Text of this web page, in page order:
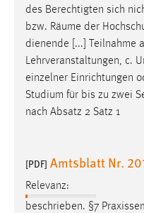
des Berechtigten sich
bzw. Räume der
dienende [...] Teilnahme
Lehrveranstaltungen, c.
einzelner Einrichtungen
Studium für bis zu zwei
nach Absatz 2 Satz 1
[PDF] Amtsblatt Nr.
Relevanz:
beschrieben. §7
MARKETING
Marketing Cookies
verwendet, um
Sie tun dies, indem
hinweg verfolgen.
Google Ads
_gcl_au
Anbieter:
Google Ireland Limited